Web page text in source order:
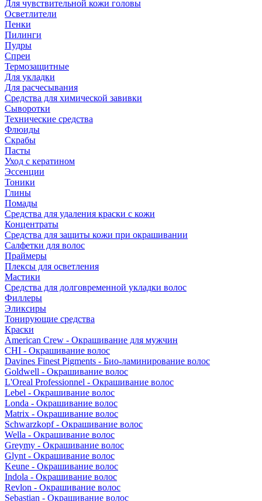
Для чувствительной кожи головы
Осветлители
Пенки
Пилинги
Пудры
Спреи
Термозащитные
Для укладки
Для расчесывания
Средства для химической завивки
Сыворотки
Технические средства
Флюиды
Скрабы
Пасты
Уход с кератином
Эссенции
Тоники
Глины
Помады
Средства для удаления краски с кожи
Концентраты
Средства для защиты кожи при окрашивании
Салфетки для волос
Праймеры
Плексы для осветления
Мастики
Средства для долговременной укладки волос
Филлеры
Эликсиры
Тонирующие средства
Краски
American Crew - Окрашивание для мужчин
CHI - Окрашивание волос
Davines Finest Pigments - Био-ламинирование волос
Goldwell - Окрашивание волос
L'Oreal Professionnel - Окрашивание волос
Lebel - Окрашивание волос
Londa - Окрашивание волос
Matrix - Окрашивание волос
Schwarzkopf - Окрашивание волос
Wella - Окрашивание волос
Greymy - Окрашивание волос
Glynt - Окрашивание волос
Keune - Окрашивание волос
Indola - Окрашивание волос
Revlon - Окрашивание волос
Sebastian - Окрашивание волос